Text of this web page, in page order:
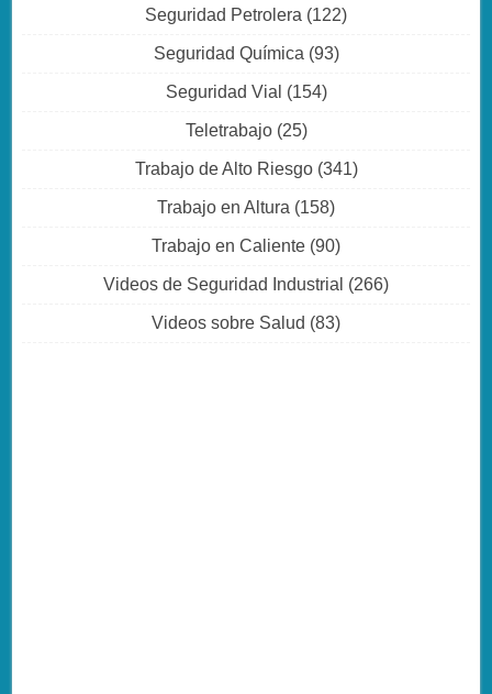
Seguridad Petrolera (122)
Seguridad Química (93)
Seguridad Vial (154)
Teletrabajo(25)
Trabajo de Alto Riesgo(341)
Trabajo en Altura (158)
Trabajo en Caliente (90)
Videos de Seguridad Industrial (266)
Videos sobre Salud (83)